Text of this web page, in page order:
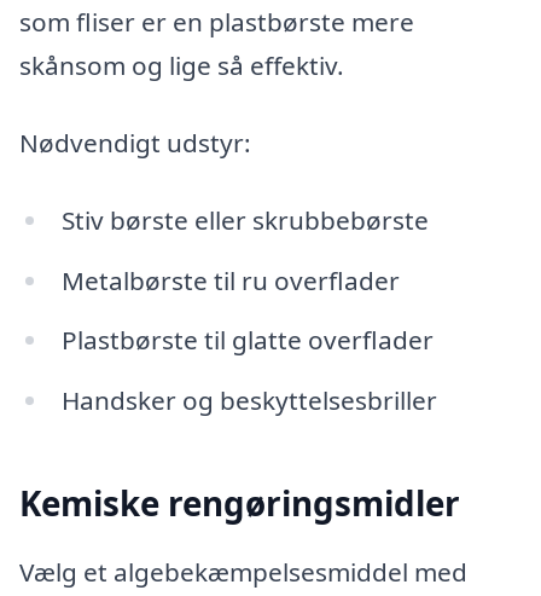
som fliser er en plastbørste mere
skånsom og lige så effektiv.
Nødvendigt udstyr:
Stiv børste eller skrubbebørste
Metalbørste til ru overflader
Plastbørste til glatte overflader
Handsker og beskyttelsesbriller
Kemiske rengøringsmidler
Vælg et algebekæmpelsesmiddel med